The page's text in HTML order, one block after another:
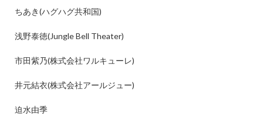
ちあき(ハグハグ共和国)
浅野泰徳(Jungle Bell Theater)
市田紫乃(株式会社ワルキューレ)
井元結衣(株式会社アールジュー)
迫水由季